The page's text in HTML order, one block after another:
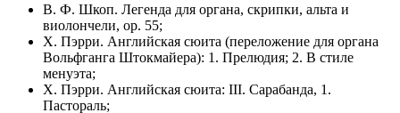
В. Ф. Шкоп. Легенда для органа, скрипки, альта и
виолончели, ор. 55;
Х. Пэрри. Английская сюита (переложение для органа
Вольфганга Штокмайера): 1. Прелюдия; 2. В стиле
менуэта;
Х. Пэрри. Английская сюита: III. Сарабанда, 1.
Пастораль;